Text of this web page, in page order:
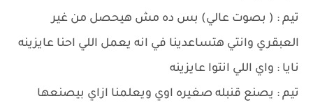
تيم : ( بصوت عالي) بس ده مش هيحصل من غير
العبقري وانتي هتساعدينا في انه يعمل اللي احنا عايزينه
نايا : واي اللي انتوا عايزينه
تيم : يصنع قنبله صغيره اوي ويعلمنا ازاي بيصنعها